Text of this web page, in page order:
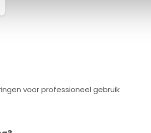
voor professioneel gebruik